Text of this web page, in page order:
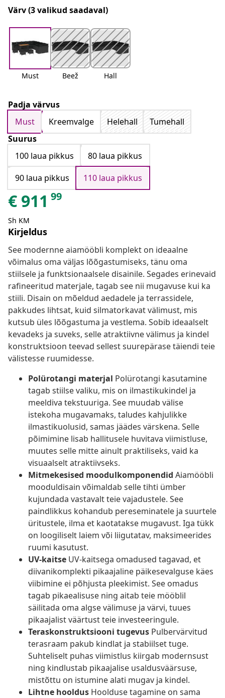
Värv(3 valikud saadaval)
Must Beež Hall
Padja värvus
Must
Kreemvalge Helehall
Tumehall
Suurus
100 laua pikkus
80 laua pikkus
90 laua pikkus
110 laua pikkus
€ 911 99
Sh KM
Kirjeldus
See modernne aiamööbli komplekt on ideaalne
võimalus oma väljas lõõgastumiseks, tänu oma
stiilsele ja funktsionaalsele disainile. Segades erinevaid
rafineeritud materjale, tagab see nii mugavuse kui ka
stiili. Disain on mõeldud aedadele ja terrassidele,
pakkudes lihtsat, kuid silmatorkavat välimust, mis
kutsub üles lõõgastuma ja vestlema. Sobib ideaalselt
kevadeks ja suveks, selle atraktiivne välimus ja kindel
konstruktsioon teevad sellest suurepärase täiendi teie
välistesse ruumidesse.
Polürotangi materjal Polürotangi kasutamine
tagab stiilse valiku, mis on ilmastikukindel ja
meeldiva tekstuuriga. See muudab välise
istekoha mugavamaks, taludes kahjulikke
ilmastikuolusid, samas jäädes värskena. Selle
põimimine lisab hallitusele huvitava viimistluse,
muutes selle mitte ainult praktiliseks, vaid ka
visuaalselt atraktiivseks.
Mitmekesised moodulkomponendid Aiamööbli
mooduldisain võimaldab selle tihti ümber
kujundada vastavalt teie vajadustele. See
paindlikkus kohandub pereseminatele ja suurtele
üritustele, ilma et kaotatakse mugavust. Iga tükk
on loogiliselt laiem või liigutatav, maksimeerides
ruumi kasutust.
UV-kaitse UV-kaitsega omadused tagavad, et
diivanikomplekti pikaajaline päikesevalguse käes
viibimine ei põhjusta pleekimist. See omadus
tagab pikaealisuse ning aitab teie mööblil
säilitada oma algse välimuse ja värvi, tuues
pikaajalist väärtust teie investeeringule.
Teraskonstruktsiooni tugevus Pulbervärvitud
terasraam pakub kindlat ja stabiilset tuge.
Suhteliselt puhas viimistlus kiirgab modernsust
ning kindlustab pikaajalise usaldusväärsuse,
mistõttu on istumine alati mugav ja kindel.
Lihtne hooldus Hoolduse tagamine on sama